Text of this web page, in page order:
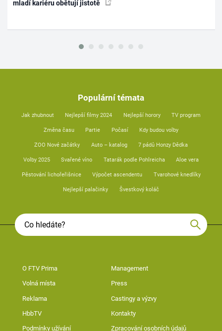
mladí kariéru obětují jistotě
Populární témata
Jak zhubnout Nejlepší filmy 2024 Nejlepší horory TV program
Změna času Partie Počasí Kdy budou volby
ZOO Nové začátky Auto – katalog 7 pádů Honzy Dědka
Volby 2025 Svařené víno Tatarák podle Pohlreicha Aloe vera
Pěstování lichořeřišnice Výpočet ascendentu Tvarohové knedlíky
Nejlepší palačinky Švestkový koláč
O FTV Prima Management
Volná místa Press
Reklama Castingy a výzvy
HbbTV Kontakty
Podmínky užívání Zpracování osobních údajů